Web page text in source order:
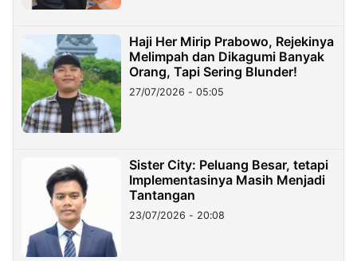
Haji Her Mirip Prabowo, Rejekinya
Melimpah dan Dikagumi Banyak
Orang, Tapi Sering Blunder!
27/07/2026 - 05:05
Sister City: Peluang Besar, tetapi
Implementasinya Masih Menjadi
Tantangan
23/07/2026 - 20:08